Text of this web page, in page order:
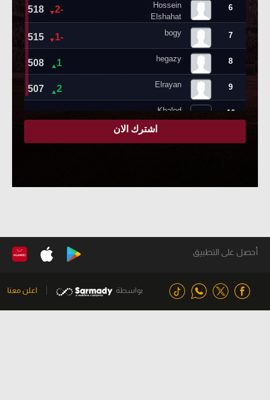
أحصل على التطبيق
بواسطة اعلن معنا